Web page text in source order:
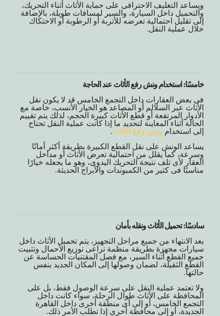
ويساعد التغليف الاحترافى على حماية الأثاث أثناء التحريك،
والتحميل داخل السيارة، والسير لمسافات طويلة، بالإضافة
إلى تقليل احتمالية تعرضه للأتربة أو الرطوبة أو الاحتكاك
خلال عملية النقل.
خامسًا: استخدام ونش رفع الأثاث عند الحاجة
فى بعض العقارات داخل التجمع الخامس قد لا يكون نقل
الأثاث عبر السلالم أو المصاعد هو الخيار الأنسب، خاصة مع
الأدوار المرتفعة أو قطع الأثاث كبيرة الحجم، لذلك يتم تقييم
الحالة أثناء المعاينة لتحديد ما إذا كانت عملية النقل تحتاج
إلى استخدام ونش رفع الأثاث.
يساعد الونش على نقل القطع الكبيرة بطريقة أكثر أمانًا
وسرعة، كما يقلل من احتمالية تعرض الأثاث أو مداخل
العقار لأى تلف نتيجة التحريك اليدوى، وهو ما يجعله خيارًا
مناسبًا فى كثير من الكمبوندات والأبراج الحديثة.
سادسًا: تحميل الأثاث ونقله بأمان
بعد الانتهاء من جميع مراحل التجهيز، يتم تحميل الأثاث داخل
سيارات مجهزة بطريقة منظمة تراعى توزيع الأحمال وتثبيت
جميع القطع أثناء السير، مع فصل المقتنيات الحساسة عن
القطع الثقيلة، لضمان وصولها إلى المكان الجديد بنفس
حالتها.
ولا تعتمد عملية النقل على سرعة الوصول فقط، بل على
المحافظة على الأثاث طوال الرحلة، سواء كانت داخل
التجمع الخامس، أو إلى أى منطقة أخرى داخل القاهرة
الجديدة، أو إلى محافظة أخرى إذا تطلب الأمر ذلك.